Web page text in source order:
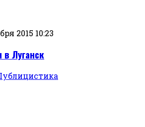
2015 10:23
Луганск